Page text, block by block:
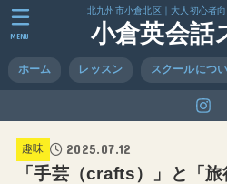
北九州市小倉北区｜大人初心者
小倉英会話
ホーム レッスン スクールにつ
MENU
趣味 2025.07.12
「手芸（crafts）」と「